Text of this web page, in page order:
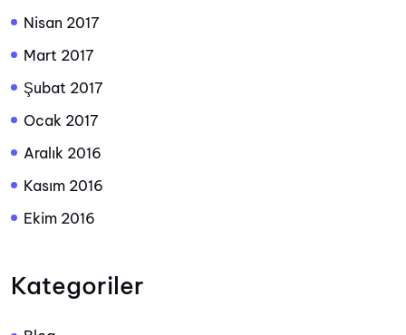
Nisan 2017
Mart 2017
Şubat 2017
Ocak 2017
Aralık 2016
Kasım 2016
Ekim 2016
Kategoriler